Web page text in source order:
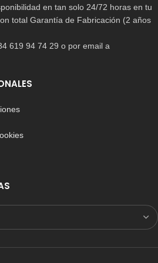
Botellero Especial 2 Modulos
20 botellas
124,00€-223,00
PINO
PINO EN COLOR MARRÓN OSCURO
en tan solo 24/72 horas en tu
total Garantía de Fabricación (2 años
619 94 74 29 o por email a